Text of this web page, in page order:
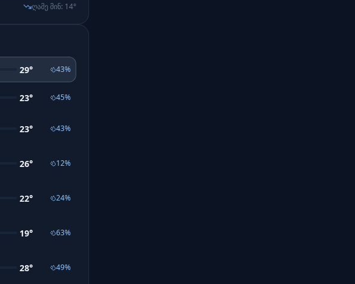
ღამე მინ: 14°
29° 43%
23° 45%
23° 43%
26° 12%
22° 24%
19° 63%
28° 49%